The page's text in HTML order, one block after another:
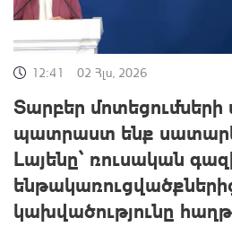
12:41 02 Հլս, 2026
Տարբեր մոտեցումների
պատրաստ ենք
Լայենը՝ ռուսական
կախվածությունը